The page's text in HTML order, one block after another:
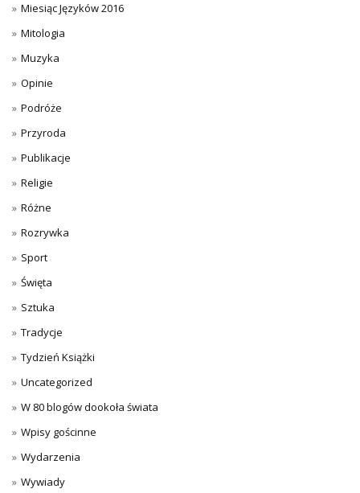
Miesiąc Języków 2016
Mitologia
Muzyka
Opinie
Podróże
Przyroda
Publikacje
Religie
Różne
Rozrywka
Sport
Święta
Sztuka
Tradycje
Tydzień Książki
Uncategorized
W 80 blogów dookoła świata
Wpisy gościnne
Wydarzenia
Wywiady